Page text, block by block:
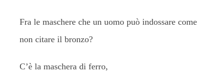
Fra le maschere che un uomo può indossare come
non citare il bronzo?
C’è la maschera di ferro,